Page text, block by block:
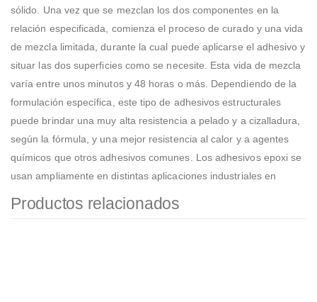
sólido. Una vez que se mezclan los dos componentes en la
relación especificada, comienza el proceso de curado y una vida
de mezcla limitada, durante la cual puede aplicarse el adhesivo y
situar las dos superficies como se necesite. Esta vida de mezcla
varía entre unos minutos y 48 horas o más. Dependiendo de la
formulación específica, este tipo de adhesivos estructurales
puede brindar una muy alta resistencia a pelado y a cizalladura,
según la fórmula, y una mejor resistencia al calor y a agentes
químicos que otros adhesivos comunes. Los adhesivos epoxi se
usan ampliamente en distintas aplicaciones industriales en
Productos relacionados